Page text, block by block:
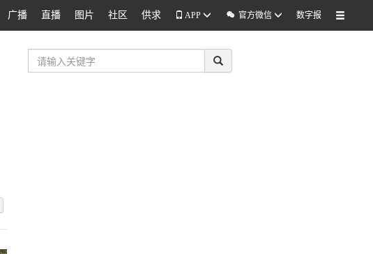
广播 直播 图片 社区 供求 APP  官方微信 数字报